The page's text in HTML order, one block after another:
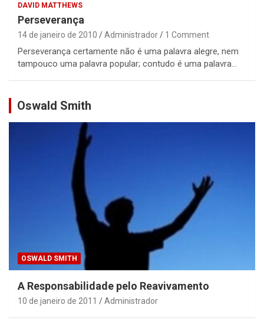
DAVID MATTHEWS
Perseverança
14 de janeiro de 2010 Administrador 1 Comment
Perseverança certamente não é uma palavra alegre, nem
tampouco uma palavra popular; contudo é uma palavra…
Oswald Smith
OSWALD SMITH
A Responsabilidade pelo Reavivamento
10 de janeiro de 2011 Administrador